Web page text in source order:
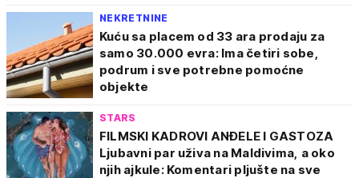
NEKRETNINE
Kuću sa placem od 33 ara prodaju za
samo 30.000 evra: Ima četiri sobe,
podrum i sve potrebne pomoćne
objekte
STARS
FILMSKI KADROVI ANĐELE I GASTOZA
Ljubavni par uživa na Maldivima, a oko
njih ajkule: Komentari pljušte na sve